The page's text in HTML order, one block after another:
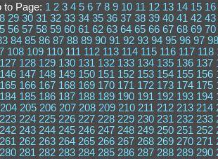
to Page: 1 2 3 4 5 6 7 8 9 10 11 12 13 14 15 16
29 30 31 32 33 34 35 36 37 38 39 40 41 42 43
56 57 58 59 60 61 62 63 64 65 66 67 68 69 70
84 85 86 87 88 89 90 91 92 93 94 95 96 97 98
108 109 110 111 112 113 114 115 116 117 118
127 128 129 130 131 132 133 134 135 136 137
146 147 148 149 150 151 152 153 154 155 156
165 166 167 168 169 170 171 172 173 174 175
184 185 186 187 188 189 190 191 192 193 194
204 205 206 207 208 209 210 211 212 213 214
223 224 225 226 227 228 229 230 231 232 233
242 243 244 245 246 247 248 249 250 251 252
261 262 263 264 265 266 267 268 269 270 271
280 281 282 283 284 285 286 287 288 289 290